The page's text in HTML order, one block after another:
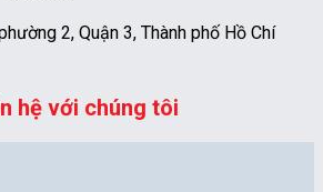
2, Quận 3, Thành phố Hồ Chí
hệ với chúng tôi